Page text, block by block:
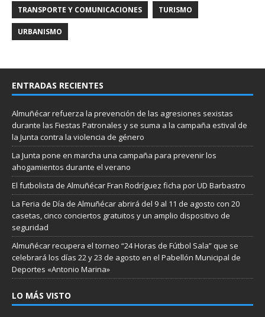
TRANSPORTE Y COMUNICACIONES TURISMO
URBANISMO
ENTRADAS RECIENTES
Almuñécar refuerza la prevención de las agresiones sexistas
durante las Fiestas Patronales y se suma a la campaña estival de
la Junta contra la violencia de género
La Junta pone en marcha una campaña para prevenir los
ahogamientos durante el verano
El futbolista de Almuñécar Fran Rodríguez ficha por UD Barbastro
La Feria de Día de Almuñécar abrirá del 9 al 11 de agosto con 20
casetas, cinco conciertos gratuitos y un amplio dispositivo de
seguridad
Almuñécar recupera el torneo “24 Horas de Fútbol Sala” que se
celebrará los días 22 y 23 de agosto en el Pabellón Municipal de
Deportes «Antonio Marina»
LO MÁS VISTO